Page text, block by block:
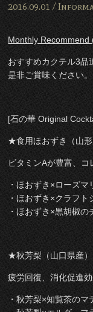
2016.09.01 /
Monthly Recommend
おすすめカクテル3品
是非ご賞味ください。
[石の華 Original
★食用ほおずき（山形
ビタミンAが豊富、コ
・ほおずき×ローズ
・ほおずき×クラフ
・ほおずき×黒胡椒
★秋芳梨（山口県産）
疲労回復、消化促進効
・秋芳梨×知覧茶の